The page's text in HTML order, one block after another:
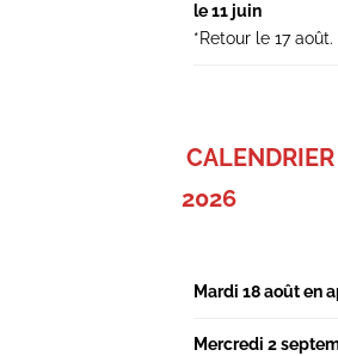
le 11 juin
*Retour le 17 août.
2026
Mardi 18 août en
Mercredi 2